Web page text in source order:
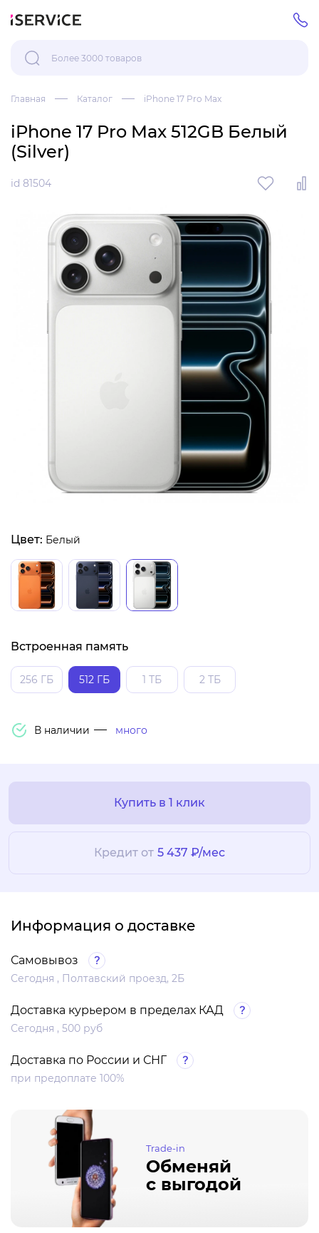
Главная Каталог iPhone 17 Pro Max
iPhone 17 Pro Max 512GB Белый
(Silver)
id 81504
Цвет: Белый
Встроенная память
256 ГБ 512 ГБ 1 ТБ 2 ТБ
Купить в 1 клик
Кредит от 5 437 ₽/мес
В наличии много
Информация о доставке
Самовывоз
Сегодня , Полтавский проезд, 2Б
Доставка курьером в пределах КАД
Сегодня , 500 руб
Доставка по России и СНГ
при предоплате 100%
Trade-in
Обменяй
с выгодой